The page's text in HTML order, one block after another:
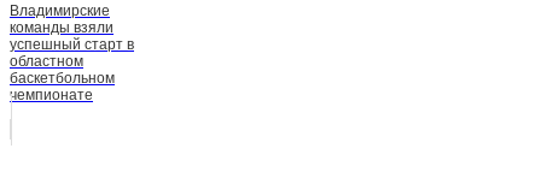
Владимирские
команды взяли
успешный старт в
областном
баскетбольном
чемпионате